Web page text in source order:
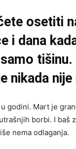
osetiti
i dana
nikada
godini. Mart je
borbi. I baš
nema odlaganja.